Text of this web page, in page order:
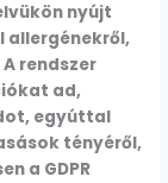
nyújt
allergénekről,
rendszer
ad,
egyúttal
tényéről,
a GDPR